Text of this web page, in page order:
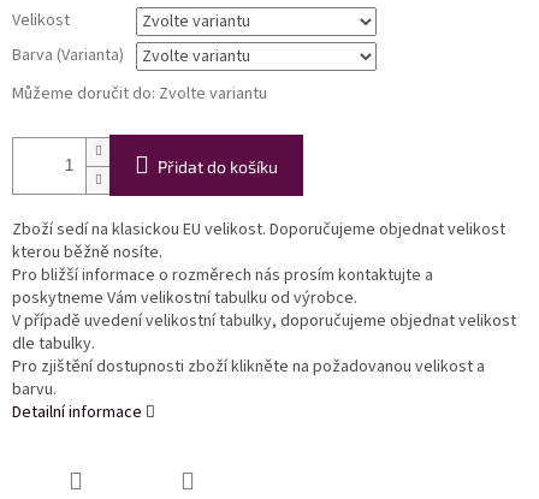
Velikost
Barva (Varianta)
Můžeme doručit do: Zvolte variantu
Přidat do košíku
Zboží sedí na klasickou EU velikost. Doporučujeme objednat velikost
kterou běžně nosíte.
Pro bližší informace o rozměrech nás prosím kontaktujte a
poskytneme Vám velikostní tabulku od výrobce.
V případě uvedení velikostní tabulky, doporučujeme objednat velikost
dle tabulky.
Pro zjištění dostupnosti zboží klikněte na požadovanou velikost a
barvu.
Detailní informace